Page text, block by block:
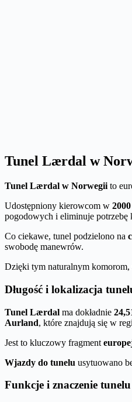
Tunel Lærdal w
Tunel Lærdal w Norwegii to
Udostępniony kierowcom w
pogodowych i eliminuje potrzebę
Co ciekawe, tunel podzielono na
swobodę manewrów.
Dzięki tym naturalnym komorom,
Długość i lokalizacja
Tunel Lærdal ma dokładnie
Aurland, które znajdują się w
Jest to kluczowy fragment
Wjazdy do tunelu usytuowano
Funkcje i znaczenie